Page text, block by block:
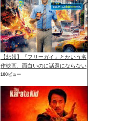
【悲報】『フリーガイ』とかいう名
作映画、面白いのに話題にならない
100ビュー